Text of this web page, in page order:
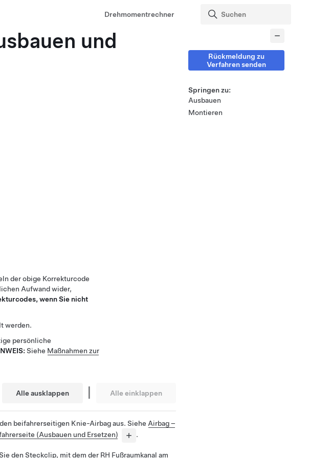
Drehmomentrechner
und
der obige Korrekturcode
Aufwand wider,
wenn Sie nicht
werden.
persönliche
Siehe Maßnahmen zur
Alle ausklappen | Alle einklappen
beifahrerseitigen Knie-Airbag aus. Siehe Airbag –
(Ausbauen und Ersetzen)
.
den Steckclip, mit dem der RH Fußraumkanal am
Rückmeldung zu
Verfahren senden
Springen zu:
Ausbauen
Montieren